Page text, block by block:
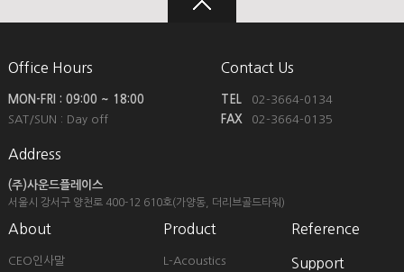
Office Hours
MON-FRI : 09:00 ~ 18:00
SAT/SUN : Day off
Contact Us
TEL
02-3664-0134
FAX
02-3664-0135
Address
(주)사운드플레이스
서울시 강서구 양천로 400-12 610호(가양동, 더리브골드타워)
About
CEO인사말
Product
L-Acoustics
Reference
Support